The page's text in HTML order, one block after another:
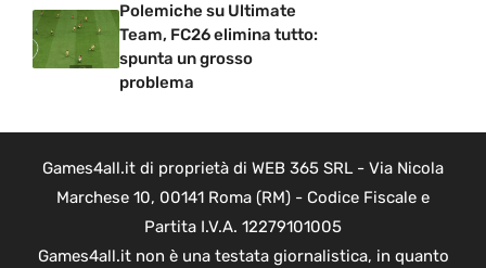
Polemiche su Ultimate
Team, FC26 elimina tutto:
spunta un grosso
problema
Games4all.it di proprietà di WEB 365 SRL - Via Nicola
Marchese 10, 00141 Roma (RM) - Codice Fiscale e
Partita I.V.A. 12279101005
Games4all.it non è una testata giornalistica, in quanto